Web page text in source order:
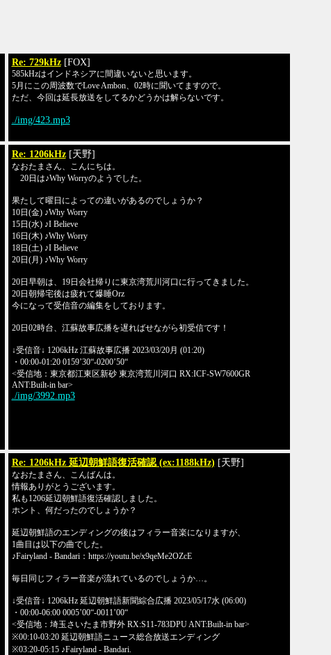
Re: 729kHz [FOX]
585kHzはインドネシアに間違いないと思います。
5月にこの周波数でLove Ambon、02時に聞いてますので。
ただ、今回は延長放送をしてるかどうかは解らないです。
./img/423.mp3
Re: 1206kHz [天野]
なおたまさん、こんにちは。
20日は♪Why Worryのようでした。
果たして曜日によっての違いがあるのでしょうか？
10日(金) ♪Why Worry
15日(水) ♪I Believe
16日(木) ♪Why Worry
18日(土) ♪I Believe
20日(月) ♪Why Worry
20日早朝は、19日会社帰りに東京湾荒川河口に行ってきました。
20日朝帰宅後は疲れて爆睡Orz
今になって受信音の編集をしております。
20日02時台、江蘇故事広播を遅ればせながら初受信です！
↓受信音↓ 1206kHz 江蘇故事広播 2023/03/20月 (01:20)
・00:00-01:20 0159’30“-0200’50“
<受信地：東京都江東区新砂 東京湾荒川河口 RX:ICF-SW7600GR
ANT:Built-in bar>
./img/3992.mp3
Re: 1206kHz 延辺朝鮮語復活確認 (ex:1188kHz) [天野]
なおたまさん、こんばんは。
情報ありがとうございます。
私も1206延辺朝鮮語復活確認しました。
ホント、何だったのでしょうか？
延辺朝鮮語のエンディングの後はフィラー音楽になりますが、
1曲目は以下の曲でした。
♪Fairyland - Bandari：https://youtu.be/x9qeMe2OZcE
毎日同じフィラー音楽が流れているのでしょうか…。
↓受信音↓ 1206kHz 延辺朝鮮語新聞綜合広播 2023/05/17水 (06:00)
・00:00-06:00 0005’00“-0011’00“
<受信地：埼玉さいたま市野外 RX:S11-783DPU ANT:Built-in bar>
※00:10-03:20 延辺朝鮮語ニュース総合放送エンディング
※03:20-05:15 ♪Fairyland - Bandari.